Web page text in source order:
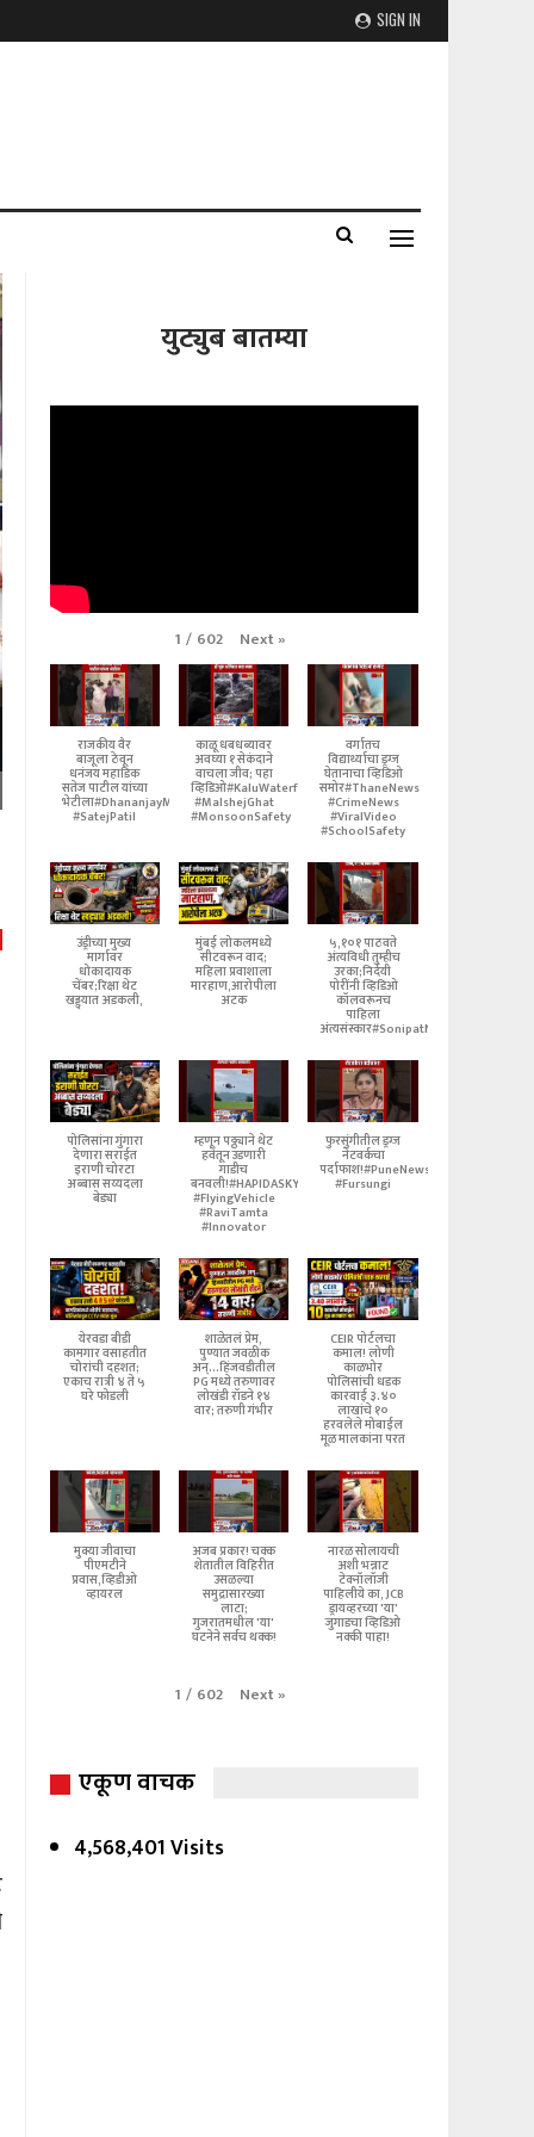
SIGN IN
युट्युब बातम्या
1 / 602 Next»
राजकीय वैर
बाजूला ठेवून
धनंजय महाडिक
सतेज पाटील यांच्या
भेटीला#DhananjayMahadik
#SatejPatil
काळू धबधब्यावर
अवघ्या १ सेकंदाने
वाचला जीव; पहा
व्हिडिओ#KaluWaterfall
#MalshejGhat
#MonsoonSafety
वर्गातच
विद्यार्थ्याचा ड्रग्ज
घेतानाचा व्हिडिओ
समोर#ThaneNews
#CrimeNews
#ViralVideo
#SchoolSafety
उंड्रीच्या मुख्य
मार्गावर
धोकादायक
चेंबर;रिक्षा थेट
खड्ड्यात अडकली,
मुंबई लोकलमध्ये
सीटवरून वाद;
महिला प्रवाशाला
मारहाण,आरोपीला
अटक
५,१०१ पाठवते
अंत्यविधी तुम्हीच
उरका;निर्दयी
पोरींनी व्हिडिओ
कॉलवरूनच
पाहिला
अंत्यसंस्कार#SonipatNews
पोलिसांना गुंगारा
देणारा सराईत
इराणी चोरटा
अब्बास सय्यदला
बेड्या
म्हणून पठ्ठ्याने थेट
हवेतून उडणारी
गाडीच
बनवली!#HAPIDASKYNeX
#FlyingVehicle
#RaviTamta
#Innovator
फुरसुंगीतील ड्रग्ज
नेटवर्कचा
पर्दाफाश!#PuneNews
#Fursungi
येरवडा बीडी
कामगार वसाहतीत
चोरांची दहशत;
एकाच रात्री ४ ते ५
घरे फोडली
शाळेतलं प्रेम,
पुण्यात जवळीक
अन्...हिंजवडीतील
PG मध्ये तरुणावर
लोखंडी रॉडने १४
वार; तरुणी गंभीर
CEIR पोर्टलचा
कमाल! लोणी
काळभोर
पोलिसांची धडक
कारवाई ३.४०
लाखांचे १०
हरवलेले मोबाईल
मूळ मालकांना परत
मुक्या जीवाचा
पीएमटीने
प्रवास,व्हिडीओ
व्हायरल
अजब प्रकार! चक्क
शेतातील विहिरीत
उसळल्या
समुद्रासारख्या
लाटा;
गुजरातमधील 'या'
घटनेने सर्वच थक्क!
नारळ सोलायची
अशी भन्नाट
टेक्नॉलॉजी
पाहिलीये का, JCB
ड्रायव्हरच्या 'या'
जुगाडचा व्हिडिओ
नक्की पाहा!
1 / 602 Next»
एकूण वाचक
4,568,401 Visits